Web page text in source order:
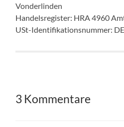
Vonderlinden
Handelsregister: HRA 4960
USt-Identifikationsnummer:
3 Kommentare